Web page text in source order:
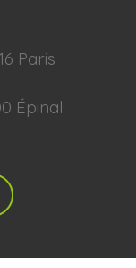
Paris
Épinal